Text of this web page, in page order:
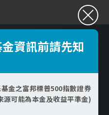
資訊前請先知
金之富邦標普500指數證券
可能為本金及收益平準金)